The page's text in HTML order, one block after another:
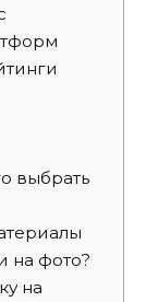
выбрать
на фото?
на